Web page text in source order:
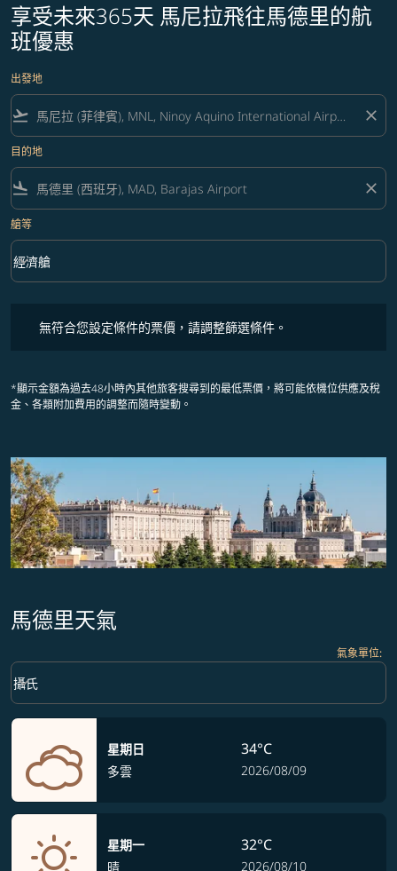
享受未來365天 馬尼拉飛往馬德里的航
班優惠
出發地
flight_takeoff close
目的地
flight_land close
艙等
艙等 option 經濟艙 Selected
經濟艙
keyboard_arrow_down
無符合您設定條件的票價，請調整篩選條件。
*顯示金額為過去48小時內其他旅客搜尋到的最低票價，將可能依機位供應及稅
金、各類附加費用的調整而隨時變動。
馬德里天氣
氣象單位:
Weather unit option 攝氏 Selected
攝氏
keyboard_arrow_down
星期日
多雲
34°C
2026/08/09
星期一
晴
32°C
2026/08/10